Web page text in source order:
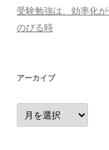
受験勉強は、効率化
のびる時
アーカイブ
ア
ー
カ